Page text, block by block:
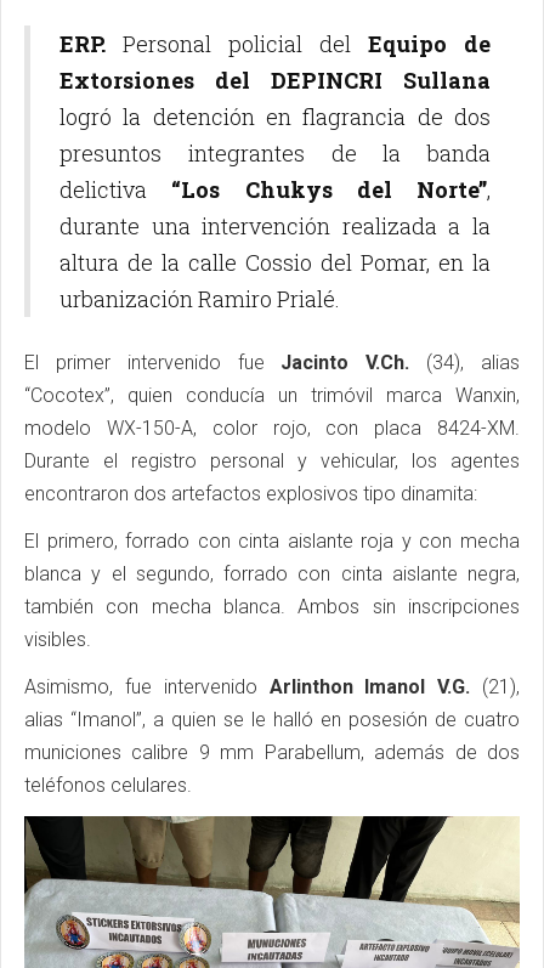
ERP. Personal policial del Equipo de
Extorsiones del DEPINCRI Sullana
logró la detención en flagrancia de dos
presuntos integrantes de la banda
delictiva “Los Chukys del Norte”,
durante una intervención realizada a la
altura de la calle Cossio del Pomar, en la
urbanización Ramiro Prialé.
El primer intervenido fue Jacinto V.Ch. (34), alias
“Cocotex”, quien conducía un trimóvil marca Wanxin,
modelo WX-150-A, color rojo, con placa 8424-XM.
Durante el registro personal y vehicular, los agentes
encontraron dos artefactos explosivos tipo dinamita:
El primero, forrado con cinta aislante roja y con mecha
blanca y el segundo, forrado con cinta aislante negra,
también con mecha blanca. Ambos sin inscripciones
visibles.
Asimismo, fue intervenido Arlinthon Imanol V.G. (21),
alias “Imanol”, a quien se le halló en posesión de cuatro
municiones calibre 9 mm Parabellum, además de dos
teléfonos celulares.